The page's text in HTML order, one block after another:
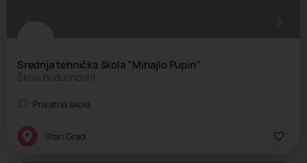
Srednja tehnička škola "Mihajlo Pupin"
Škola budućnosti!
Privatna škola
Stari Grad